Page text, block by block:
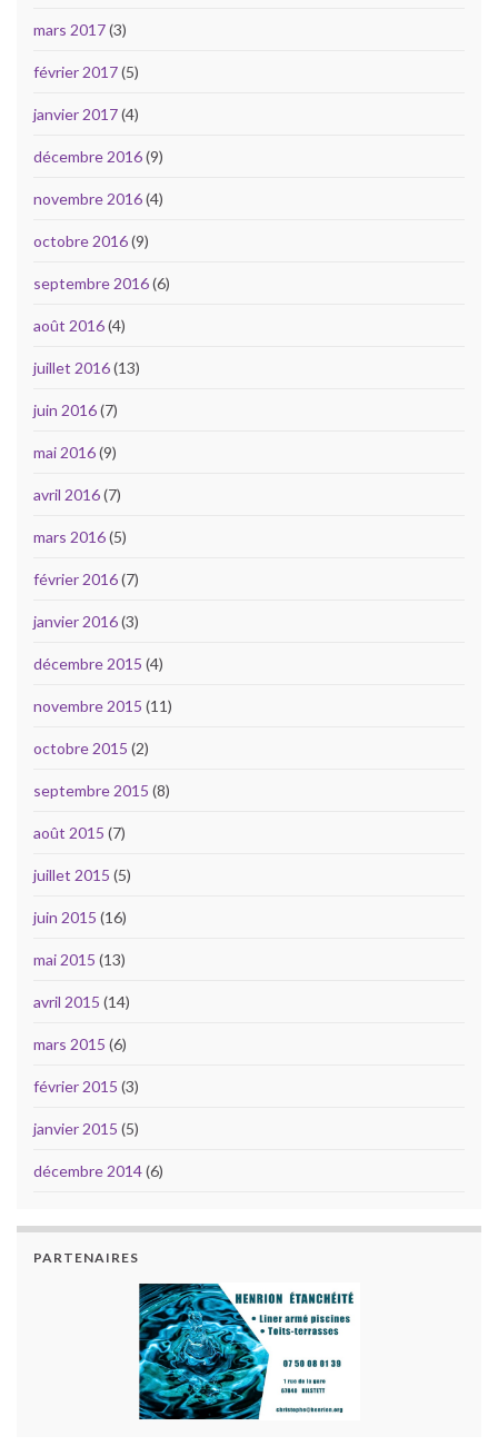
mars 2017(3)
février 2017(5)
janvier 2017(4)
décembre 2016(9)
novembre 2016(4)
octobre 2016(9)
septembre 2016(6)
août 2016(4)
juillet 2016(13)
juin 2016(7)
mai 2016(9)
avril 2016(7)
mars 2016(5)
février 2016(7)
janvier 2016(3)
décembre 2015 (4)
novembre 2015 (11)
octobre 2015 (2)
septembre 2015 (8)
août 2015 (7)
juillet 2015 (5)
juin 2015 (16)
mai 2015 (13)
avril 2015 (14)
mars 2015 (6)
février 2015 (3)
janvier 2015 (5)
décembre 2014(6)
PARTENAIRES